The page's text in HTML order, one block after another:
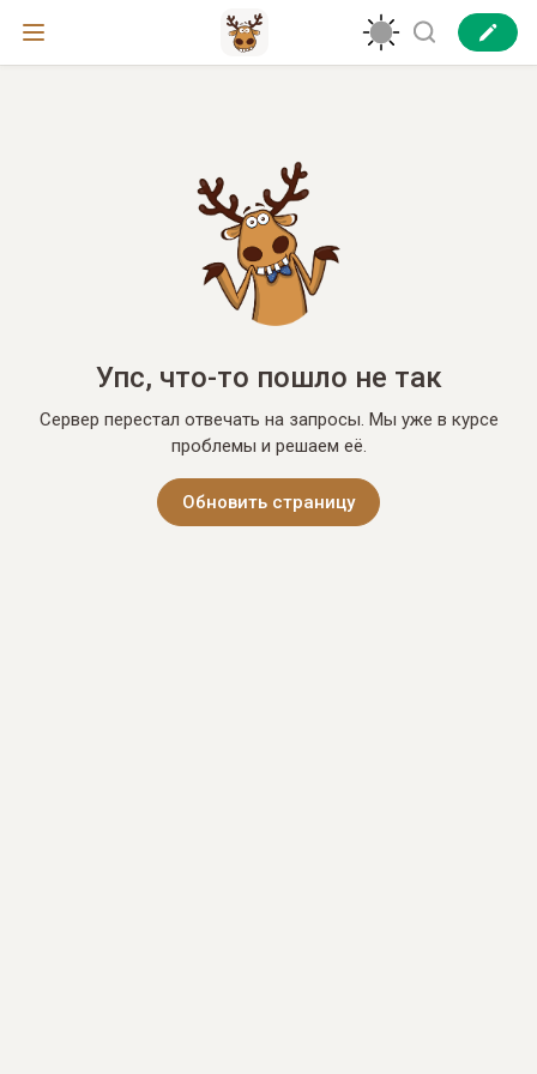
Упс, что-то пошло не так
Сервер перестал отвечать на запросы. Мы уже в курсе
проблемы и решаем её.
Обновить страницу